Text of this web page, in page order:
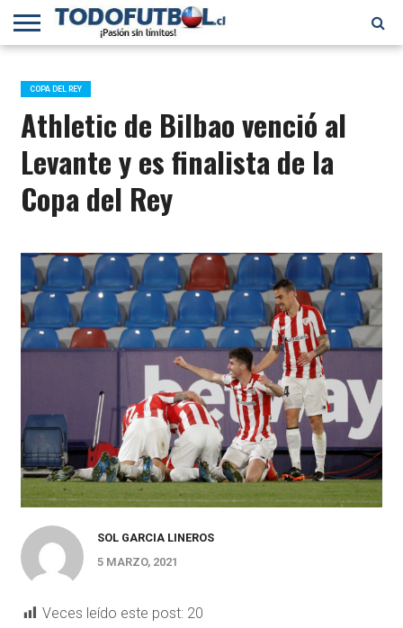
PRIMERA
B
SELECCIÓN
CHILENA
CHILENOS
EN EL
MUNDO
FÚTBOL
INTERNACIONAL
COPA DEL REY
Athletic de Bilbao venció al
Levante y es finalista de la
Copa del Rey
SOL GARCIA LINEROS
5 MARZO, 2021
Veces leído este post: 20